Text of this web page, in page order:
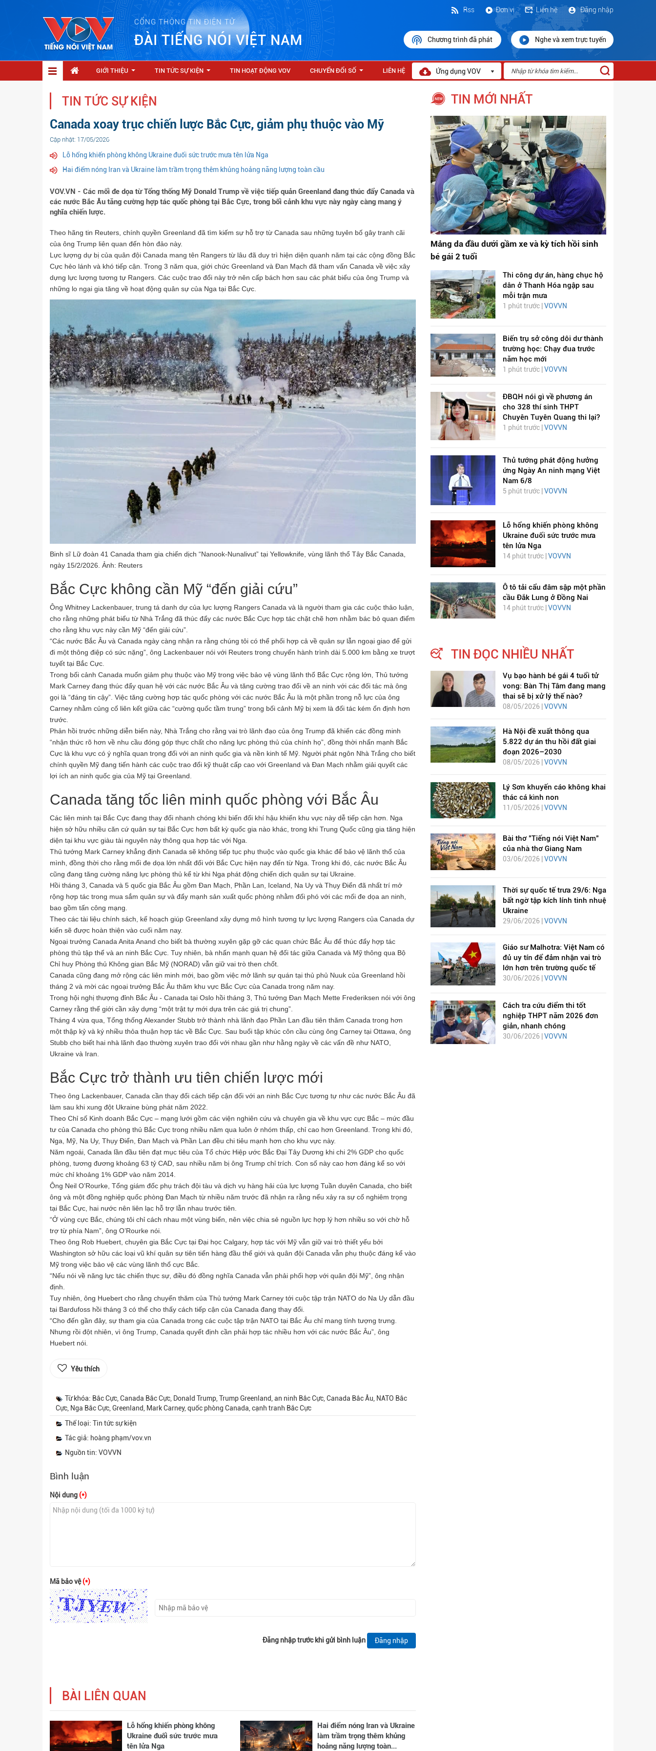
CỔNG THÔNG TIN ĐIỆN TỬ
ĐÀI TIẾNG NÓI VIỆT NAM
Đăng nhập
Liên hệ
Đơn vị
Rss
Chương trình đã phát Nghe và xem trực tuyến
GIỚI THIỆU TIN TỨC SỰ KIỆN TIN HOẠT ĐỘNG VOV CHUYỂN ĐỔI SỐ LIÊN HỆ Ứng dụng VOV
TIN TỨC SỰ KIỆN
Canada xoay trục chiến lược Bắc Cực, giảm phụ thuộc vào Mỹ
Cập nhật: 17/05/2026
Lỗ hổng khiến phòng không Ukraine đuối sức trước mưa tên lửa Nga
Hai điểm nóng Iran và Ukraine làm trầm trọng thêm khủng hoảng năng lượng toàn cầu
VOV.VN - Các mối đe dọa từ Tổng thống Mỹ Donald Trump về việc tiếp quản Greenland đang thúc đẩy Canada và
các nước Bắc Âu tăng cường hợp tác quốc phòng tại Bắc Cực, trong bối cảnh khu vực này ngày càng mang ý
nghĩa chiến lược.
Theo hãng tin Reuters, chính quyền Greenland đã tìm kiếm sự hỗ trợ từ Canada sau những tuyên bố gây tranh cãi
của ông Trump liên quan đến hòn đảo này.
Lực lượng dự bị của quân đội Canada mang tên Rangers từ lâu đã duy trì hiện diện quanh năm tại các cộng đồng Bắc
Cực hẻo lánh và khó tiếp cận. Trong 3 năm qua, giới chức Greenland và Đan Mạch đã tham vấn Canada về việc xây
dựng lực lượng tương tự Rangers. Các cuộc trao đổi này trở nên cấp bách hơn sau các phát biểu của ông Trump và
những lo ngại gia tăng về hoạt động quân sự của Nga tại Bắc Cực.
Binh sĩ Lữ đoàn 41 Canada tham gia chiến dịch “Nanook-Nunalivut” tại Yellowknife, vùng lãnh thổ Tây Bắc Canada,
ngày 15/2/2026. Ảnh: Reuters
Bắc Cực không cần Mỹ “đến giải cứu”
Ông Whitney Lackenbauer, trung tá danh dự của lực lượng Rangers Canada và là người tham gia các cuộc thảo luận,
cho rằng những phát biểu từ Nhà Trắng đã thúc đẩy các nước Bắc Cực hợp tác chặt chẽ hơn nhằm bác bỏ quan điểm
cho rằng khu vực này cần Mỹ “đến giải cứu”.
“Các nước Bắc Âu và Canada ngày càng nhận ra rằng chúng tôi có thể phối hợp cả về quân sự lẫn ngoại giao để gửi
đi một thông điệp có sức nặng”, ông Lackenbauer nói với Reuters trong chuyến hành trình dài 5.000 km bằng xe trượt
tuyết tại Bắc Cực.
Trong bối cảnh Canada muốn giảm phụ thuộc vào Mỹ trong việc bảo vệ vùng lãnh thổ Bắc Cực rộng lớn, Thủ tướng
Mark Carney đang thúc đẩy quan hệ với các nước Bắc Âu và tăng cường trao đổi về an ninh với các đối tác mà ông
gọi là “đáng tin cậy”. Việc tăng cường hợp tác quốc phòng với các nước Bắc Âu là một phần trong nỗ lực của ông
Carney nhằm củng cố liên kết giữa các “cường quốc tầm trung” trong bối cảnh Mỹ bị xem là đối tác kém ổn định hơn
trước.
Phản hồi trước những diễn biến này, Nhà Trắng cho rằng vai trò lãnh đạo của ông Trump đã khiến các đồng minh
“nhận thức rõ hơn về nhu cầu đóng góp thực chất cho năng lực phòng thủ của chính họ”, đồng thời nhấn mạnh Bắc
Cực là khu vực có ý nghĩa quan trọng đối với an ninh quốc gia và nền kinh tế Mỹ. Người phát ngôn Nhà Trắng cho biết
chính quyền Mỹ đang tiến hành các cuộc trao đổi kỹ thuật cấp cao với Greenland và Đan Mạch nhằm giải quyết các
lợi ích an ninh quốc gia của Mỹ tại Greenland.
Canada tăng tốc liên minh quốc phòng với Bắc Âu
Các liên minh tại Bắc Cực đang thay đổi nhanh chóng khi biến đổi khí hậu khiến khu vực này dễ tiếp cận hơn. Nga
hiện sở hữu nhiều căn cứ quân sự tại Bắc Cực hơn bất kỳ quốc gia nào khác, trong khi Trung Quốc cũng gia tăng hiện
diện tại khu vực giàu tài nguyên này thông qua hợp tác với Nga.
Thủ tướng Mark Carney khẳng định Canada sẽ không tiếp tục phụ thuộc vào quốc gia khác để bảo vệ lãnh thổ của
mình, đồng thời cho rằng mối đe dọa lớn nhất đối với Bắc Cực hiện nay đến từ Nga. Trong khi đó, các nước Bắc Âu
cũng đang tăng cường năng lực phòng thủ kể từ khi Nga phát động chiến dịch quân sự tại Ukraine.
Hồi tháng 3, Canada và 5 quốc gia Bắc Âu gồm Đan Mạch, Phần Lan, Iceland, Na Uy và Thụy Điển đã nhất trí mở
rộng hợp tác trong mua sắm quân sự và đẩy mạnh sản xuất quốc phòng nhằm đối phó với các mối đe dọa an ninh,
bao gồm tấn công mạng.
Theo các tài liệu chính sách, kế hoạch giúp Greenland xây dựng mô hình tương tự lực lượng Rangers của Canada dự
kiến sẽ được hoàn thiện vào cuối năm nay.
Ngoại trưởng Canada Anita Anand cho biết bà thường xuyên gặp gỡ các quan chức Bắc Âu để thúc đẩy hợp tác
phòng thủ tập thể và an ninh Bắc Cực. Tuy nhiên, bà nhấn mạnh quan hệ đối tác giữa Canada và Mỹ thông qua Bộ
Chỉ huy Phòng thủ Không gian Bắc Mỹ (NORAD) vẫn giữ vai trò then chốt.
Canada cũng đang mở rộng các liên minh mới, bao gồm việc mở lãnh sự quán tại thủ phủ Nuuk của Greenland hồi
tháng 2 và mời các ngoại trưởng Bắc Âu thăm khu vực Bắc Cực của Canada trong năm nay.
Trong hội nghị thượng đỉnh Bắc Âu - Canada tại Oslo hồi tháng 3, Thủ tướng Đan Mạch Mette Frederiksen nói với ông
Carney rằng thế giới cần xây dựng “một trật tự mới dựa trên các giá trị chung”.
Tháng 4 vừa qua, Tổng thống Alexander Stubb trở thành nhà lãnh đạo Phần Lan đầu tiên thăm Canada trong hơn
một thập kỷ và ký nhiều thỏa thuận hợp tác về Bắc Cực. Sau buổi tập khúc côn cầu cùng ông Carney tại Ottawa, ông
Stubb cho biết hai nhà lãnh đạo thường xuyên trao đổi với nhau gần như hằng ngày về các vấn đề như NATO,
Ukraine và Iran.
Bắc Cực trở thành ưu tiên chiến lược mới
Theo ông Lackenbauer, Canada cần thay đổi cách tiếp cận đối với an ninh Bắc Cực tương tự như các nước Bắc Âu đã
làm sau khi xung đột Ukraine bùng phát năm 2022.
Theo Chỉ số Kinh doanh Bắc Cực – mạng lưới gồm các viện nghiên cứu và chuyên gia về khu vực cực Bắc – mức đầu
tư của Canada cho phòng thủ Bắc Cực trong nhiều năm qua luôn ở nhóm thấp, chỉ cao hơn Greenland. Trong khi đó,
Nga, Mỹ, Na Uy, Thụy Điển, Đan Mạch và Phần Lan đều chi tiêu mạnh hơn cho khu vực này.
Năm ngoái, Canada lần đầu tiên đạt mục tiêu của Tổ chức Hiệp ước Bắc Đại Tây Dương khi chi 2% GDP cho quốc
phòng, tương đương khoảng 63 tỷ CAD, sau nhiều năm bị ông Trump chỉ trích. Con số này cao hơn đáng kể so với
mức chỉ khoảng 1% GDP vào năm 2014.
Ông Neil O’Rourke, Tổng giám đốc phụ trách đội tàu và dịch vụ hàng hải của lực lượng Tuần duyên Canada, cho biết
ông và một đồng nghiệp quốc phòng Đan Mạch từ nhiều năm trước đã nhận ra rằng nếu xảy ra sự cố nghiêm trọng
tại Bắc Cực, hai nước nên liên lạc hỗ trợ lẫn nhau trước tiên.
“Ở vùng cực Bắc, chúng tôi chỉ cách nhau một vùng biển, nên việc chia sẻ nguồn lực hợp lý hơn nhiều so với chờ hỗ
trợ từ phía Nam”, ông O’Rourke nói.
Theo ông Rob Huebert, chuyên gia Bắc Cực tại Đại học Calgary, hợp tác với Mỹ vẫn giữ vai trò thiết yếu bởi
Washington sở hữu các loại vũ khí quân sự tiên tiến hàng đầu thế giới và quân đội Canada vẫn phụ thuộc đáng kể vào
Mỹ trong việc bảo vệ các vùng lãnh thổ cực Bắc.
“Nếu nói về năng lực tác chiến thực sự, điều đó đồng nghĩa Canada vẫn phải phối hợp với quân đội Mỹ”, ông nhận
định.
Tuy nhiên, ông Huebert cho rằng chuyến thăm của Thủ tướng Mark Carney tới cuộc tập trận NATO do Na Uy dẫn đầu
tại Bardufoss hồi tháng 3 có thể cho thấy cách tiếp cận của Canada đang thay đổi.
“Cho đến gần đây, sự tham gia của Canada trong các cuộc tập trận NATO tại Bắc Âu chỉ mang tính tượng trưng.
Nhưng rồi đột nhiên, vì ông Trump, Canada quyết định cần phải hợp tác nhiều hơn với các nước Bắc Âu”, ông
Huebert nói.
Yêu thích
Từ khóa: Bắc Cực, Canada Bắc Cực, Donald Trump, Trump Greenland, an ninh Bắc Cực, Canada Bắc Âu, NATO Bắc
Cực, Nga Bắc Cực, Greenland, Mark Carney, quốc phòng Canada, cạnh tranh Bắc Cực
Thể loại: Tin tức sự kiện
Tác giả: hoàng phạm/vov.vn
Nguồn tin: VOVVN
Bình luận
Nội dung (*)
Mã bảo vệ(*)
Đăng nhập trước khi gửi bình luận Đăng nhập
BÀI LIÊN QUAN
Lỗ hổng khiến phòng không
Ukraine đuối sức trước mưa
tên lửa Nga
Hai điểm nóng Iran và Ukraine
làm trầm trọng thêm khủng
hoảng năng lượng toàn...
TIN MỚI NHẤT
Mảng da đầu dưới gầm xe và kỳ tích hồi sinh
bé gái 2 tuổi
Thi công dự án, hàng chục hộ
dân ở Thanh Hóa ngập sau
mỗi trận mưa
1 phút trước | VOVVN
Biến trụ sở công dôi dư thành
trường học: Chạy đua trước
năm học mới
1 phút trước | VOVVN
ĐBQH nói gì về phương án
cho 328 thí sinh THPT
Chuyên Tuyên Quang thi lại?
1 phút trước | VOVVN
Thủ tướng phát động hưởng
ứng Ngày An ninh mạng Việt
Nam 6/8
5 phút trước | VOVVN
Lỗ hổng khiến phòng không
Ukraine đuối sức trước mưa
tên lửa Nga
14 phút trước | VOVVN
Ô tô tải cẩu đâm sập một phần
cầu Đắk Lung ở Đồng Nai
14 phút trước | VOVVN
TIN ĐỌC NHIỀU NHẤT
Vụ bạo hành bé gái 4 tuổi tử
vong: Bàn Thị Tâm đang mang
thai sẽ bị xử lý thế nào?
08/05/2026 | VOVVN
Hà Nội đề xuất thông qua
5.822 dự án thu hồi đất giai
đoạn 2026–2030
08/05/2026 | VOVVN
Lý Sơn khuyến cáo không khai
thác cá kình non
11/05/2026 | VOVVN
Bài thơ "Tiếng nói Việt Nam"
của nhà thơ Giang Nam
03/06/2026 | VOVVN
Thời sự quốc tế trưa 29/6: Nga
bất ngờ tập kích lính tinh nhuệ
Ukraine
29/06/2026 |VOVVN
Giáo sư Malhotra: Việt Nam có
đủ uy tín để đảm nhận vai trò
lớn hơn trên trường quốc tế
30/06/2026 | VOVVN
Cách tra cứu điểm thi tốt
nghiệp THPT năm 2026 đơn
giản, nhanh chóng
30/06/2026 | VOVVN